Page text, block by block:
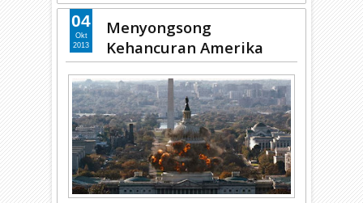
Menyongsong
Kehancuran Amerika
04
Okt
2013